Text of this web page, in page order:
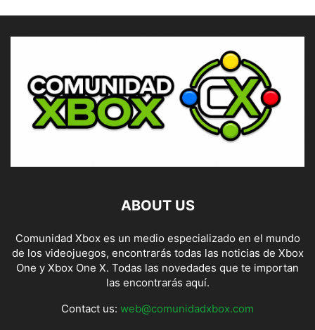
ABOUT US
Comunidad Xbox es un medio especializado en el mundo
de los videojuegos, encontrarás todas las noticias de Xbox
One y Xbox One X. Todas las novedades que te importan
las encontrarás aquí.
Contact us: web@comunidadxbox.com